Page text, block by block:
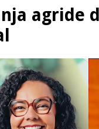
agride